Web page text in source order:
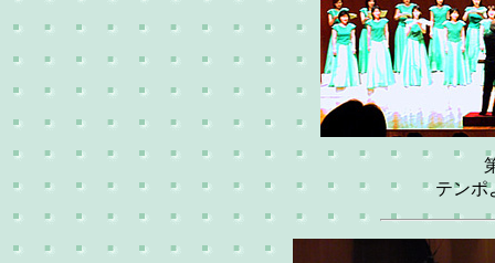
テンポ